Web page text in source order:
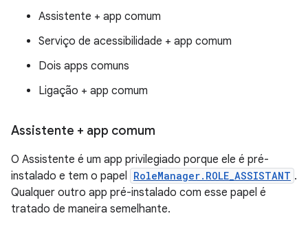
Assistente + app comum
Serviço de acessibilidade + app comum
Dois apps comuns
Ligação + app comum
Assistente + app comum
O Assistente é um app privilegiado porque ele é pré-
instalado e tem o papel RoleManager.ROLE_ASSISTANT .
Qualquer outro app pré-instalado com esse papel é
tratado de maneira semelhante.